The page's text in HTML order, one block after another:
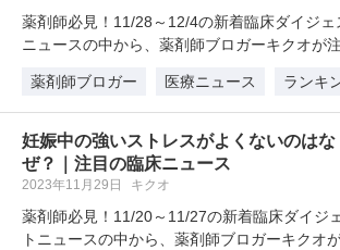
薬剤師必見！11/28～12/4の新着臨床ダイジェ
ニュースの中から、薬剤師ブロガーキクオが注
薬剤師ブロガー
医療ニュース ランキ
妊娠中の強いストレスがよくないのはな
ぜ？｜注目の臨床ニュース
2023年11月29日 キクオ
薬剤師必見！11/20～11/27の新着臨床ダイジ
トニュースの中から、薬剤師ブロガーキクオが